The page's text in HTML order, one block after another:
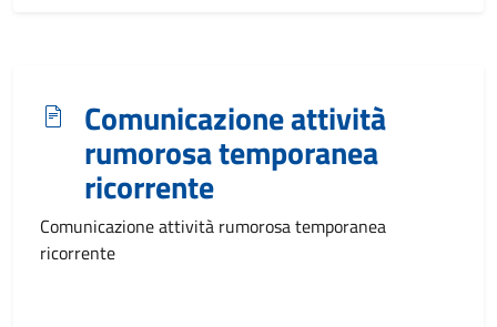
Comunicazione attività
rumorosa temporanea
ricorrente
Comunicazione attività rumorosa temporanea
ricorrente